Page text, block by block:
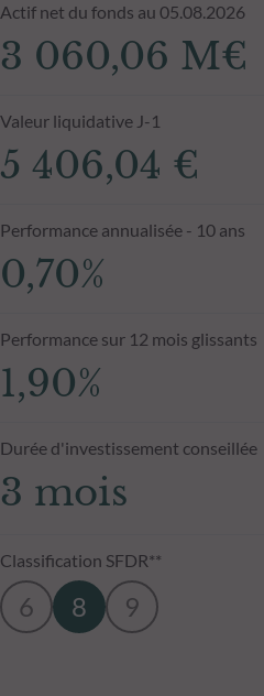
Actif net du fonds au 05.08.2026
3 060,06 M€
Valeur liquidative J-1
5 406,04 €
Performance annualisée - 10 ans
0,70%
Performance sur 12 mois glissants
1,90%
Durée d'investissement conseillée
3 mois
Classification SFDR**
6 8 9